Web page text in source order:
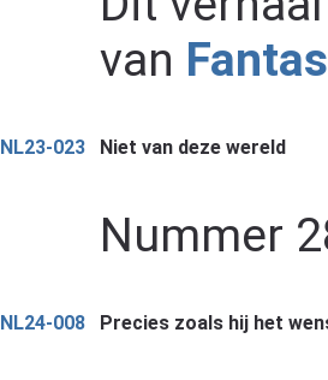
van
NL23-023 Niet van deze wereld
Nummer
NL24-008 Precies zoals hij het